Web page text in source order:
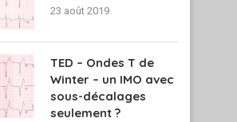
23 août 2019
TED – Ondes T de
Winter – un IMO avec
sous-décalages
seulement ?